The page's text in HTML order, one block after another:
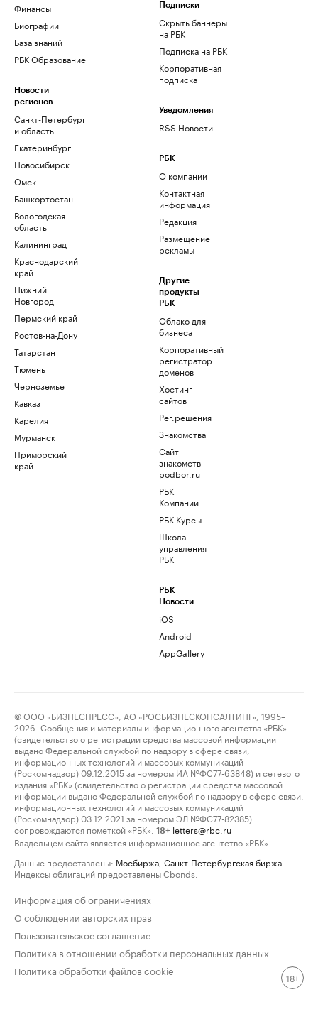
Финансы
Биографии
База знаний
РБК Образование
Новости
регионов
Санкт-Петербург
и область
Екатеринбург
Новосибирск
Омск
Башкортостан
Вологодская
область
Калининград
Краснодарский
край
Нижний
Новгород
Пермский край
Ростов-на-Дону
Татарстан
Тюмень
Черноземье
Кавказ
Карелия
Мурманск
Приморский
край
Подписки
Скрыть баннеры
на РБК
Подписка на РБК
Корпоративная
подписка
Уведомления
RSS Новости
РБК
О компании
Контактная
информация
Редакция
Размещение
рекламы
Другие
продукты
РБК
Облако для
бизнеса
Корпоративный
регистратор
доменов
Хостинг
сайтов
Рег.решения
Знакомства
Сайт
знакомств
podbor.ru
РБК
Компании
РБК Курсы
Школа
управления
РБК
РБК
Новости
iOS
Android
AppGallery
© ООО «БИЗНЕСПРЕСС», АО «РОСБИЗНЕСКОНСАЛТИНГ», 1995–
2026. Сообщения и материалы информационного агентства «РБК»
(свидетельство о регистрации средства массовой информации
выдано Федеральной службой по надзору в сфере связи,
информационных технологий и массовых коммуникаций
(Роскомнадзор) 09.12.2015 за номером ИА №ФС77-63848) и сетевого
издания «РБК» (свидетельство о регистрации средства массовой
информации выдано Федеральной службой по надзору в сфере связи,
информационных технологий и массовых коммуникаций
(Роскомнадзор) 03.12.2021 за номером ЭЛ №ФС77-82385)
сопровождаются пометкой «РБК».
18+ letters@rbc.ru
Владельцем сайта является информационное агентство «РБК».
Данные предоставлены: Мосбиржа Санкт-Петербургская биржа
Индексы облигаций предоставлены Cbonds.
Информация об ограничениях
О соблюдении авторских прав
Пользовательское соглашение
Политика в отношении обработки персональных данных
Политика обработки файлов cookie
18+